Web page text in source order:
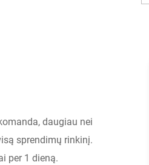
daugiau nei
sprendimų rinkinį.
per 1 dieną.